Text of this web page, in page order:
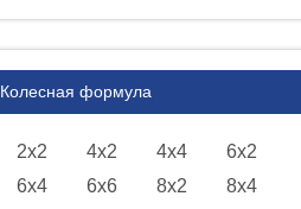
Колесная формула
2х2 4х2 4х4
6х2
6х4
6х6 8х2
8х4